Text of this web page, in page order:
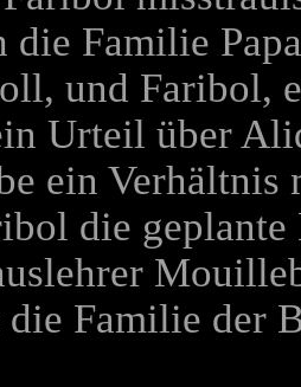
die Familie
und Faribol,
Urteil über
ein Verhältnis
die geplante
die Familie der